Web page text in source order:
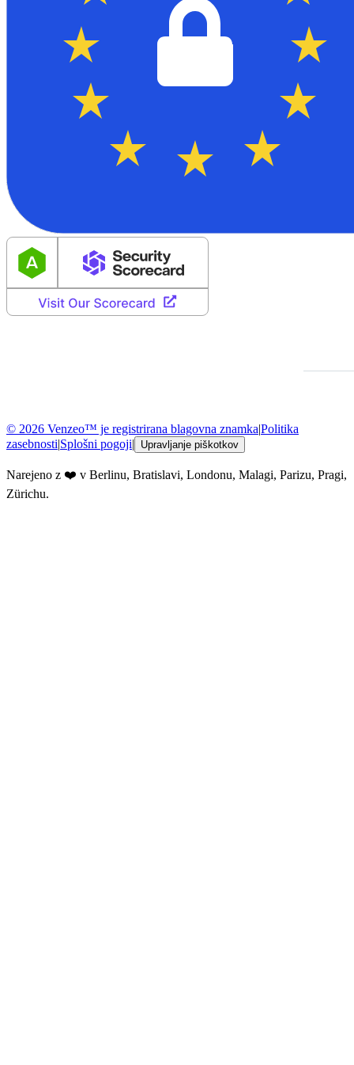
© 2026 Venzeo™ je registrirana blagovna znamka|Politika
zasebnosti|Splošni pogoji| Upravljanje piškotkov
Narejeno z ❤️ v Berlinu, Bratislavi, Londonu, Malagi, Parizu, Pragi,
Zürichu.